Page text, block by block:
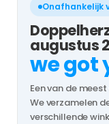
Onafhankelijk
augustus
we got
Een van de
We verzamelen
verschillende